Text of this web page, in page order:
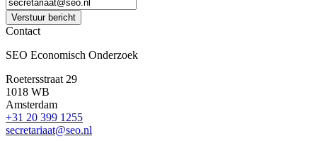
Verstuur bericht
Contact
SEO Economisch Onderzoek
Roetersstraat 29
1018 WB
Amsterdam
+31 20 399 1255
secretariaat@seo.nl